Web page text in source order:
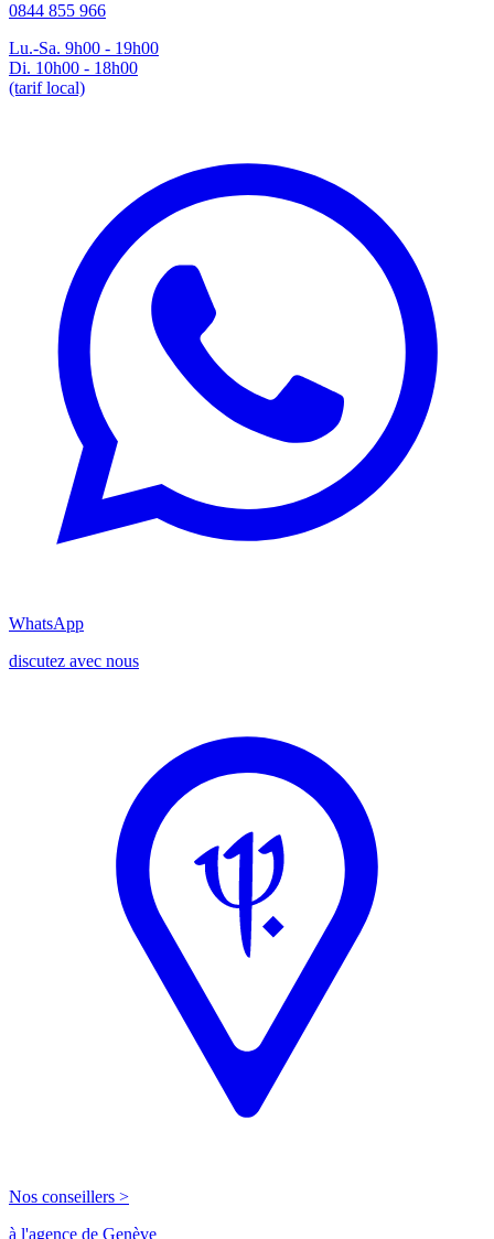
0844 855 966
Lu.-Sa. 9h00 - 19h00
Di. 10h00 - 18h00
(tarif local)
WhatsApp
discutez avec nous
Nos conseillers >
à l'agence de Genève